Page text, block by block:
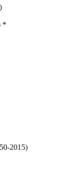
*
2015)